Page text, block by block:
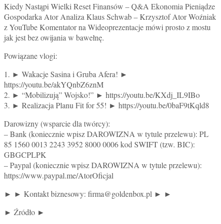
Kiedy Nastąpi Wielki Reset Finansów – Q&A Ekonomia Pieniądze
Gospodarka Ator Analiza Klaus Schwab – Krzysztof Ator Woźniak
z YouTube Komentator na Wideoprezentacje mówi prosto z mostu
jak jest bez owijania w bawełnę.
Powiązane vlogi:
1. ► Wakacje Sasina i Gruba Afera! ►
https://youtu.be/akYQnbZ6znM
2. ► “Mobilizują” Wojsko!” ► https://youtu.be/KXdj_IL9IBo
3. ► Realizacja Planu Fit for 55! ► https://youtu.be/0baF9tKqld8
Darowizny (wsparcie dla twórcy):
– Bank (koniecznie wpisz DAROWIZNA w tytule przelewu): PL
85 1560 0013 2243 3952 8000 0006 kod SWIFT (tzw. BIC):
GBGCPLPK
– Paypal (koniecznie wpisz DAROWIZNA w tytule przelewu):
https://www.paypal.me/AtorOficjal
► ► Kontakt biznesowy: firma@goldenbox.pl ► ►
► Źródło ►